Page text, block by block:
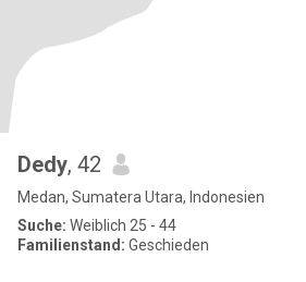
Dedy, 42
Medan, Sumatera Utara, Indonesien
Suche: Weiblich 25 - 44
Familienstand: Geschieden